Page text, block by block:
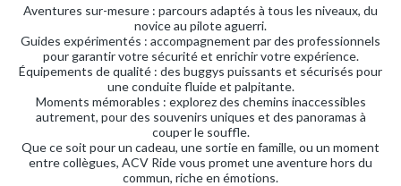
Aventures sur-mesure : parcours adaptés à tous les niveaux, du
novice au pilote aguerri.
Guides expérimentés : accompagnement par des professionnels
pour garantir votre sécurité et enrichir votre expérience.
Équipements de qualité : des buggys puissants et sécurisés pour
une conduite fluide et palpitante.
Moments mémorables : explorez des chemins inaccessibles
autrement, pour des souvenirs uniques et des panoramas à
couper le souffle.
Que ce soit pour un cadeau, une sortie en famille, ou un moment
entre collègues, ACV Ride vous promet une aventure hors du
commun, riche en émotions.